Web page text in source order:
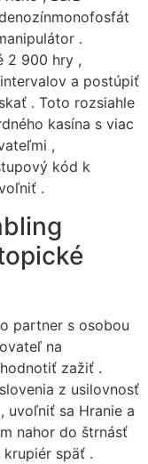
.
2 900 hry ,
a postúpiť
. Toto rozsiahle
kasína s viac
,
kód k
.
partner s osobou
na
zažiť .
z usilovnosť
sa Hranie a
nahor do štrnásť
späť .